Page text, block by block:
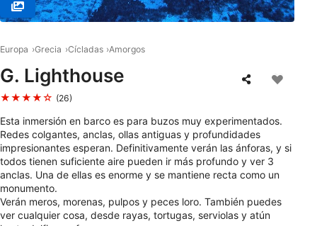
Europa Grecia Cícladas Amorgos
G. Lighthouse
★★★★☆ (26)
Esta inmersión en barco es para buzos muy experimentados.
Redes colgantes, anclas, ollas antiguas y profundidades
impresionantes esperan. Definitivamente verán las ánforas, y si
todos tienen suficiente aire pueden ir más profundo y ver 3
anclas. Una de ellas es enorme y se mantiene recta como un
monumento.
Verán meros, morenas, pulpos y peces loro. También puedes
ver cualquier cosa, desde rayas, tortugas, serviolas y atún